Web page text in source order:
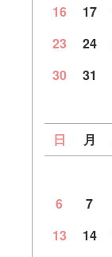
16
17
23
24
30
31
日
月
6
7
13
14